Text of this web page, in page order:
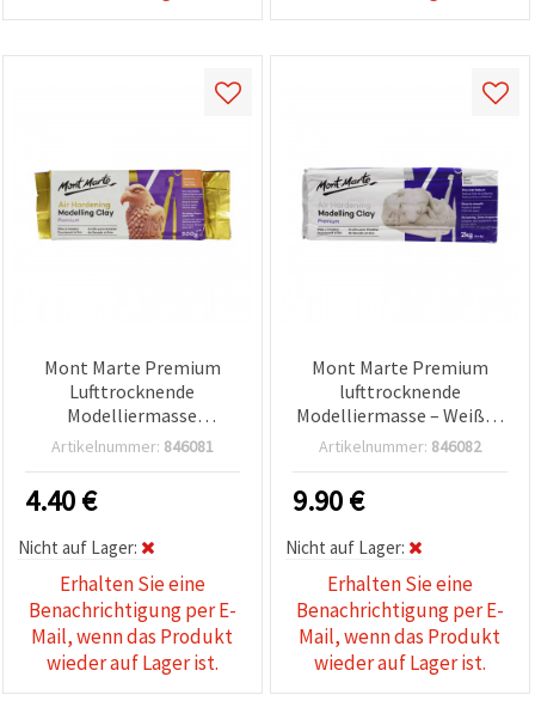
Mont Marte Premium
Lufttrocknende
Modelliermasse
Terrakotta – 500 g
Artikelnummer: 846081
4.40€
Nicht auf Lager:
Erhalten Sie eine
Benachrichtigung per E-
Mail, wenn das Produkt
wieder auf Lager ist.
Mont Marte Premium
lufttrocknende
Modelliermasse – Weiß, 2
kg
Artikelnummer: 846082
9.90€
Nicht auf Lager:
Erhalten Sie eine
Benachrichtigung per E-
Mail, wenn das Produkt
wieder auf Lager ist.